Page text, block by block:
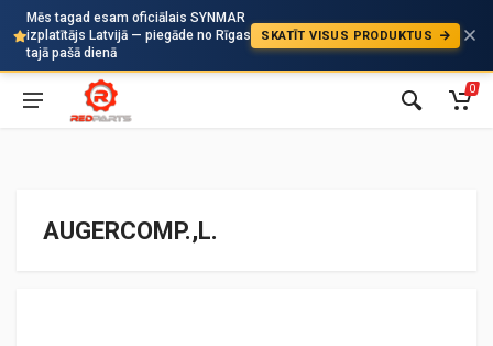
Mēs tagad esam oficiālais SYNMAR
izplatītājs Latvijā — piegāde no Rīgas
tajā pašā dienā
SKATĪT VISUS PRODUKTUS
Auto
0
AUGERCOMP.,L.